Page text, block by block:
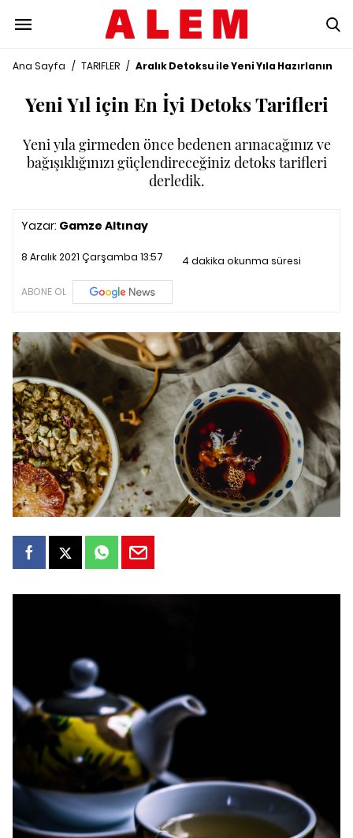
Ana Sayfa / TARIFLER / Aralık Detoksu ile Yeni Yıla Hazırlanın
Yeni Yıl için En İyi Detoks Tarifleri
Yeni yıla girmeden önce bedenen arınacağınız ve
bağışıklığınızı güçlendireceğiniz detoks tarifleri
derledik.
Yazar: Gamze Altınay
8 Aralık 2021 Çarşamba 13:57 4 dakika okunma süresi
ABONE OL